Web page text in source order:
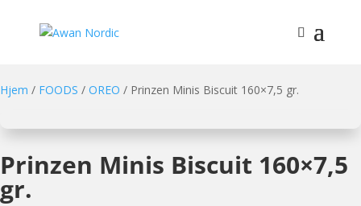
Hjem / FOODS / OREO / Prinzen Minis Biscuit 160×7,5 gr.
Prinzen Minis Biscuit 160×7,5
gr.